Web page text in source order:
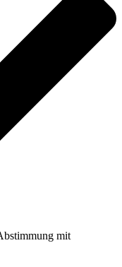
mit